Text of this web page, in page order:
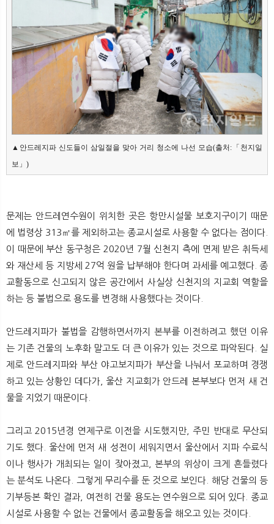
▲안드레지파 신도들이 삼일절을 맞아 거리 청소에 나선 모습(출처:「천지일
보」)
문제는 안드레연수원이 위치한 곳은 항만시설물 보호지구이기 때문
에 법령상 313㎡를 제외하고는 종교시설로 사용할 수 없다는 점이다.
이 때문에 부산 동구청은 2020년 7월 신천지 측에 면제 받은 취득세
와 재산세 등 지방세 27억 원을 납부해야 한다며 과세를 예고했다. 종
교활동으로 신고되지 않은 공간에서 사실상 신천지의 지교회 역할을
하는 등 불법으로 용도를 변경해 사용했다는 것이다.
안드레지파가 불법을 감행하면서까지 본부를 이전하려고 했던 이유
는 기존 건물의 노후화 말고도 더 큰 이유가 있는 것으로 파악된다. 실
제로 안드레지파와 부산 야고보지파가 부산을 나눠서 포교하며 경쟁
하고 있는 상황인 데다가, 울산 지교회가 안드레 본부보다 먼저 새 건
물을 지었기 때문이다.
그리고 2015년경 연제구로 이전을 시도했지만, 주민 반대로 무산되
기도 했다. 울산에 먼저 새 성전이 세워지면서 울산에서 지파 수료식
이나 행사가 개최되는 일이 잦아졌고, 본부의 위상이 크게 흔들렸다
는 분석도 나온다. 그렇게 무리수를 둔 것으로 보인다. 해당 건물의 등
기부등본 확인 결과, 여전히 건물 용도는 연수원으로 되어 있다. 종교
시설로 사용할 수 없는 건물에서 종교활동을 해오고 있는 것이다.